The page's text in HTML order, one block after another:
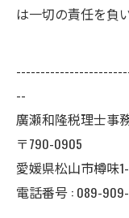
は一切の責任を負
--
廣瀬和隆税理士事
〒790-0905
愛媛県松山市樽味
電話番号 : 089-